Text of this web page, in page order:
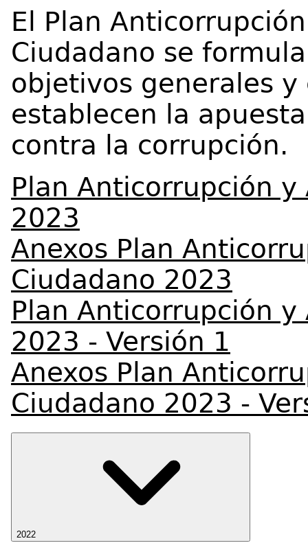
El Plan
Ciudadano se
objetivos generales y
establecen la
contra la corrupción.
Plan Anticorrupción
2023
Anexos Plan
Ciudadano 2023
Plan Anticorrupción
2023 - Versión 1
Anexos Plan
Ciudadano 2023 -
2022